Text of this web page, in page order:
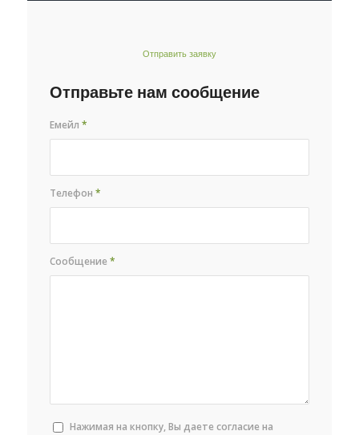
Отправить заявку
Отправьте нам сообщение
Емейл*
Телефон*
Сообщение*
Нажимая на кнопку, Вы даете согласие на